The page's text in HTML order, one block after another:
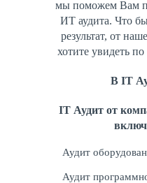
мы поможем Вам
ИТ аудита. Что
результат, от
хотите увидеть
В IT
IT Аудит от
Аудит
Аудит